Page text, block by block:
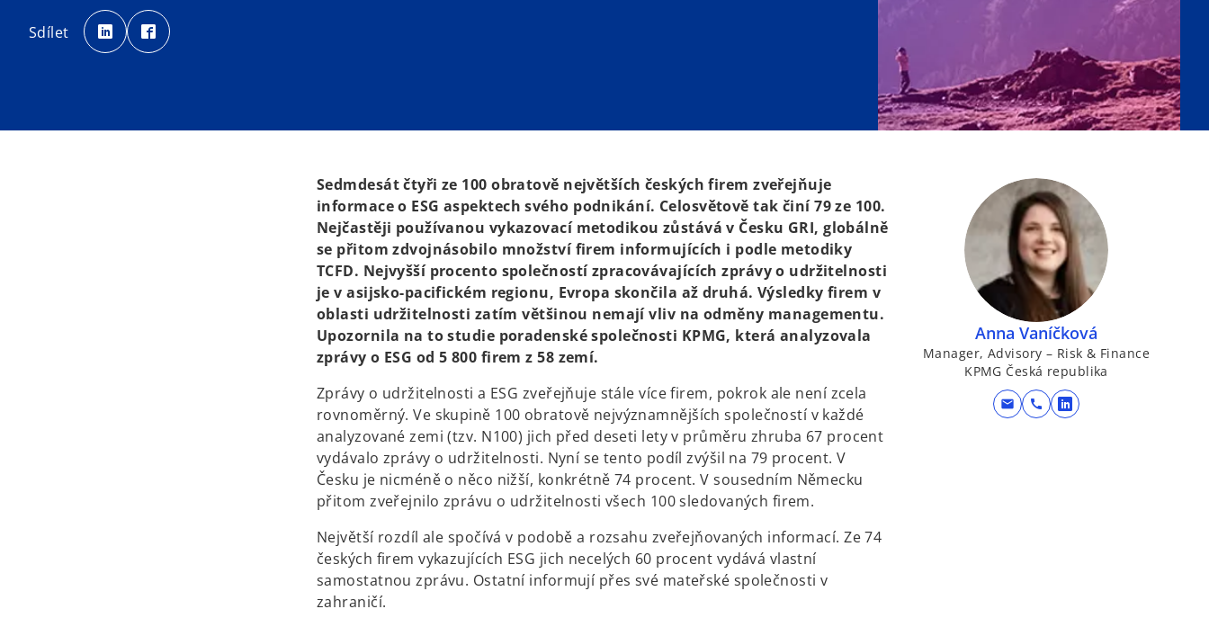
Sdílet p
e
n
t
p
e
t
Sedmdesát čtyři ze 100 obratově největších českých firem zveřejňuje
informace o ESG aspektech svého podnikání. Celosvětově tak činí 79 ze 100.
Nejčastěji používanou vykazovací metodikou zůstává v Česku GRI, globálně
se přitom zdvojnásobilo množství firem informujících i podle metodiky
TCFD. Nejvyšší procento společností zpracovávajících zprávy o udržitelnosti
je v asijsko-pacifickém regionu, Evropa skončila až druhá. Výsledky firem v
oblasti udržitelnosti zatím většinou nemají vliv na odměny managementu.
Upozornila na to studie poradenské společnosti KPMG, která analyzovala
zprávy o ESG od 5 800 firem z 58 zemí.
Zprávy o udržitelnosti a ESG zveřejňuje stále více firem, pokrok ale není zcela
rovnoměrný. Ve skupině 100 obratově nejvýznamnějších společností v každé
analyzované zemi (tzv. N100) jich před deseti lety v průměru zhruba 67 procent
vydávalo zprávy o udržitelnosti. Nyní se tento podíl zvýšil na 79 procent. V
Česku je nicméně o něco nižší, konkrétně 74 procent. V sousedním Německu
přitom zveřejnilo zprávu o udržitelnosti všech 100 sledovaných firem.
Největší rozdíl ale spočívá v podobě a rozsahu zveřejňovaných informací. Ze 74
českých firem vykazujících ESG jich necelých 60 procent vydává vlastní
samostatnou zprávu. Ostatní informují přes své mateřské společnosti v
zahraničí.
Anna Vaníčková
Manager, Advisory – Risk & Finance
KPMG Česká republika
mail call
o